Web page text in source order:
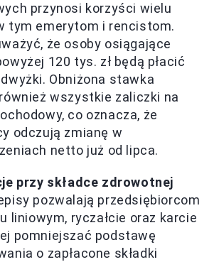
przynosi korzyści wielu
tym emerytom i rencistom.
że osoby osiągające
120 tys. zł będą płacić
Obniżona stawka
wszystkie zaliczki na
co oznacza, że
odczują zmianę w
netto już od lipca.
przy składce zdrowotnej
pozwalają przedsiębiorcom
liniowym, ryczałcie oraz karcie
pomniejszać podstawę
o zapłacone składki